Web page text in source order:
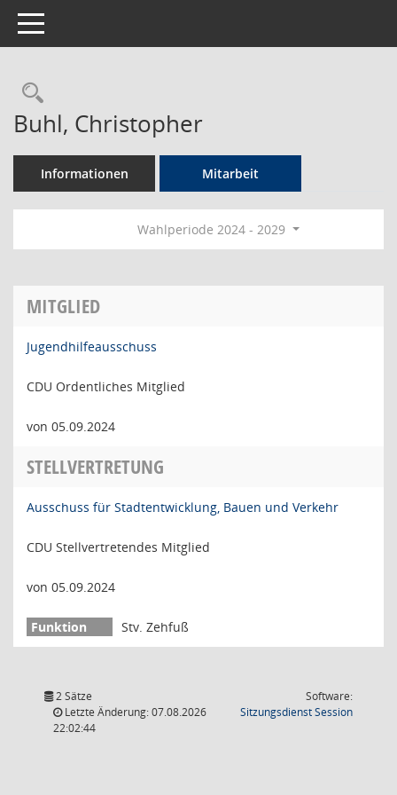
Toggle navigation
Rechercheauswahl
Buhl, Christopher
Informationen Mitarbeit
Wahlperiode 2024 - 2029
MITGLIED
Jugendhilfeausschuss
CDU Ordentliches Mitglied
von 05.09.2024
STELLVERTRETUNG
Ausschuss für Stadtentwicklung, Bauen und Verkehr
CDU Stellvertretendes Mitglied
von 05.09.2024
Stv. Zehfuß
2 Sätze
Letzte Änderung: 07.08.2026
22:02:44
Software:
SitzungsdienstSession(Wird in